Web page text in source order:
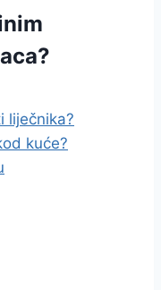
liječnika?
kuće?